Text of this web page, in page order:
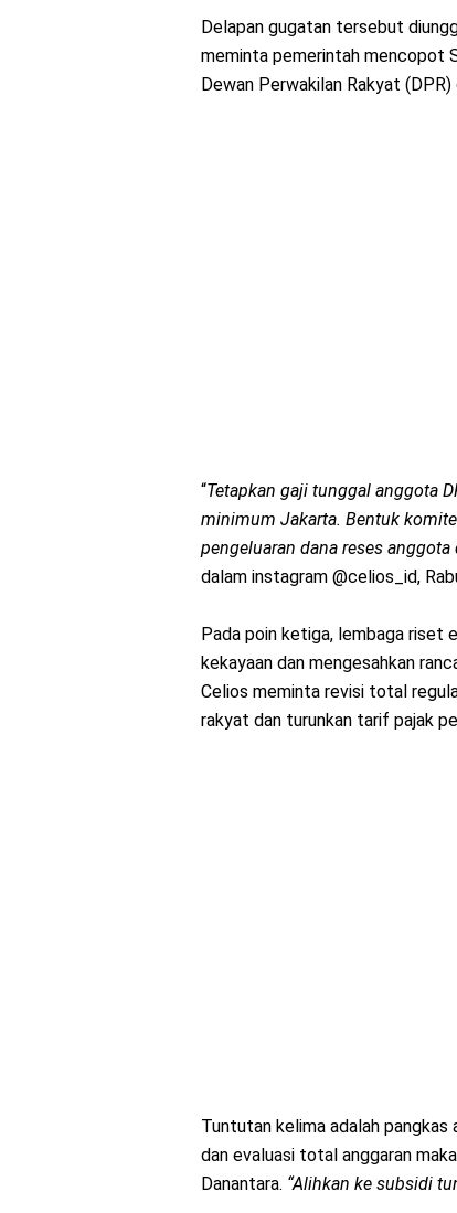
Delapan gugatan tersebut
meminta pemerintah mencopot
Dewan Perwakilan Rakyat (DPR)
“Tetapkan gaji tunggal anggota
minimum Jakarta. Bentuk
pengeluaran dana reses
dalam instagram @celios_id,
Pada poin ketiga, lembaga riset
kekayaan dan mengesahkan
Celios meminta revisi total
rakyat dan turunkan tarif pajak
Tuntutan kelima adalah pangkas
dan evaluasi total anggaran
Danantara. “Alihkan ke subsidi